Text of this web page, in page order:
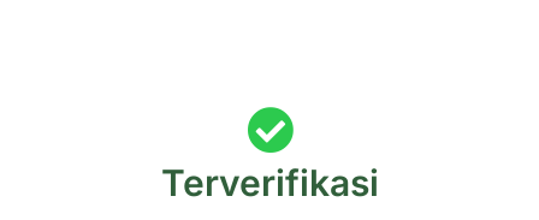
Terverifikasi